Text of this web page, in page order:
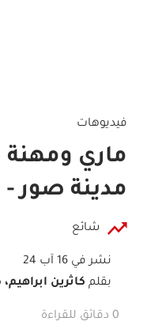
فيديوهات
ماري
مدينة صور -
شائع
نشر في 16 آب 24
بقلم كاثرين
0 دقائق للقراءة